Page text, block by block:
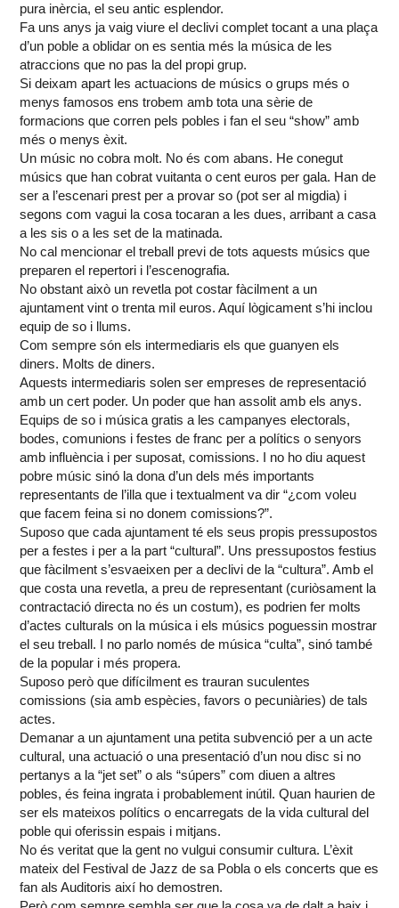
pura inèrcia, el seu antic esplendor.
Fa uns anys ja vaig viure el declivi complet tocant a una plaça
d’un poble a oblidar on es sentia més la música de les
atraccions que no pas la del propi grup.
Si deixam apart les actuacions de músics o grups més o
menys famosos ens trobem amb tota una sèrie de
formacions que corren pels pobles i fan el seu “show” amb
més o menys èxit.
Un músic no cobra molt. No és com abans. He conegut
músics que han cobrat vuitanta o cent euros per gala. Han de
ser a l’escenari prest per a provar so (pot ser al migdia) i
segons com vagui la cosa tocaran a les dues, arribant a casa
a les sis o a les set de la matinada.
No cal mencionar el treball previ de tots aquests músics que
preparen el repertori i l’escenografia.
No obstant això un revetla pot costar fàcilment a un
ajuntament vint o trenta mil euros. Aquí lògicament s’hi inclou
equip de so i llums.
Com sempre són els intermediaris els que guanyen els
diners. Molts de diners.
Aquests intermediaris solen ser empreses de representació
amb un cert poder. Un poder que han assolit amb els anys.
Equips de so i música gratis a les campanyes electorals,
bodes, comunions i festes de franc per a polítics o senyors
amb influència i per suposat, comissions. I no ho diu aquest
pobre músic sinó la dona d’un dels més importants
representants de l’illa que i textualment va dir “¿com voleu
que facem feina si no donem comissions?”.
Suposo que cada ajuntament té els seus propis pressupostos
per a festes i per a la part “cultural”. Uns pressupostos festius
que fàcilment s’esvaeixen per a declivi de la “cultura”. Amb el
que costa una revetla, a preu de representant (curiòsament la
contractació directa no és un costum), es podrien fer molts
d’actes culturals on la música i els músics poguessin mostrar
el seu treball. I no parlo només de música “culta”, sinó també
de la popular i més propera.
Suposo però que difícilment es trauran suculentes
comissions (sia amb espècies, favors o pecuniàries) de tals
actes.
Demanar a un ajuntament una petita subvenció per a un acte
cultural, una actuació o una presentació d’un nou disc si no
pertanys a la “jet set” o als “súpers” com diuen a altres
pobles, és feina ingrata i probablement inútil. Quan haurien de
ser els mateixos polítics o encarregats de la vida cultural del
poble qui oferissin espais i mitjans.
No és veritat que la gent no vulgui consumir cultura. L’èxit
mateix del Festival de Jazz de sa Pobla o els concerts que es
fan als Auditoris així ho demostren.